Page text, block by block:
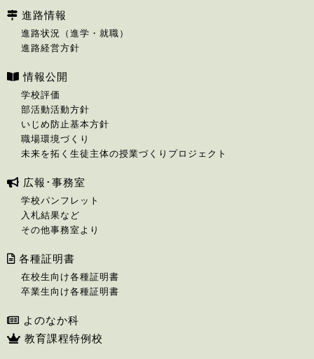
進路情報
進路状況（進学・就職）
進路経営方針
情報公開
学校評価
部活動活動方針
いじめ防止基本方針
職場環境づくり
未来を拓く生徒主体の授業づくりプロジェクト
広報･事務室
学校パンフレット
入札結果など
その他事務室より
各種証明書
在校生向け各種証明書
卒業生向け各種証明書
よのなか科
教育課程特例校